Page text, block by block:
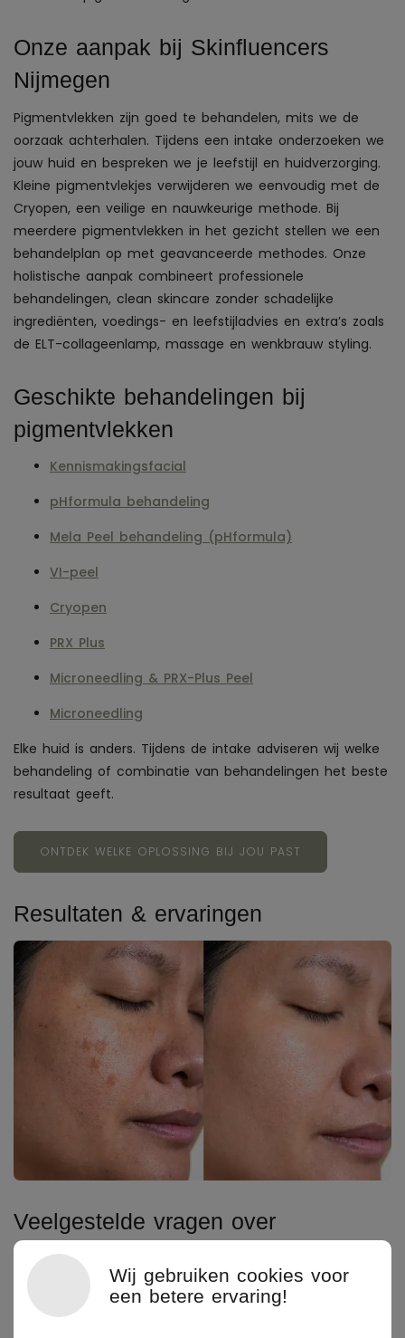
Onze aanpak bij Skinfluencers
Nijmegen
Pigmentvlekken zijn goed te behandelen, mits we de
oorzaak achterhalen. Tijdens een intake onderzoeken we
jouw huid en bespreken we je leefstijl en huidverzorging.
Kleine pigmentvlekjes verwijderen we eenvoudig met de
Cryopen, een veilige en nauwkeurige methode. Bij
meerdere pigmentvlekken in het gezicht stellen we een
behandelplan op met geavanceerde methodes. Onze
holistische aanpak combineert professionele
behandelingen, clean skincare zonder schadelijke
ingrediënten, voedings- en leefstijladvies en extra’s zoals
de ELT-collageenlamp, massage en wenkbrauw styling.
Geschikte behandelingen bij
pigmentvlekken
Kennismakingsfacial
pHformula behandeling
Mela Peel behandeling (pHformula)
VI-peel
Cryopen
PRX Plus
Microneedling & PRX-Plus Peel
Microneedling
Elke huid is anders. Tijdens de intake adviseren wij welke
behandeling of combinatie van behandelingen het beste
resultaat geeft.
ONTDEK WELKE OPLOSSING BIJ JOU PAST
Resultaten & ervaringen
Veelgestelde vragen over
pigmentvlekken behandelingen
Verdwijnen pigmentvlekken vanzelf?
Wij gebruiken cookies voor
een betere ervaring!